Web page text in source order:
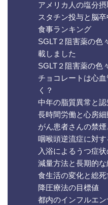
アメリカ人の塩分
スタチン投与と脳
食事ランキング
SGLT２阻害薬の色
載しました
SGLT２阻害薬の色
チョコレートは心
く？
中年の脂質異常と
長時間労働と心房細
がん患者さんの禁
咽喉頭逆流症に対
入浴によるうつ症
減量方法と長期的
食生活の変化と総
降圧療法の目標値
都内のインフルエ